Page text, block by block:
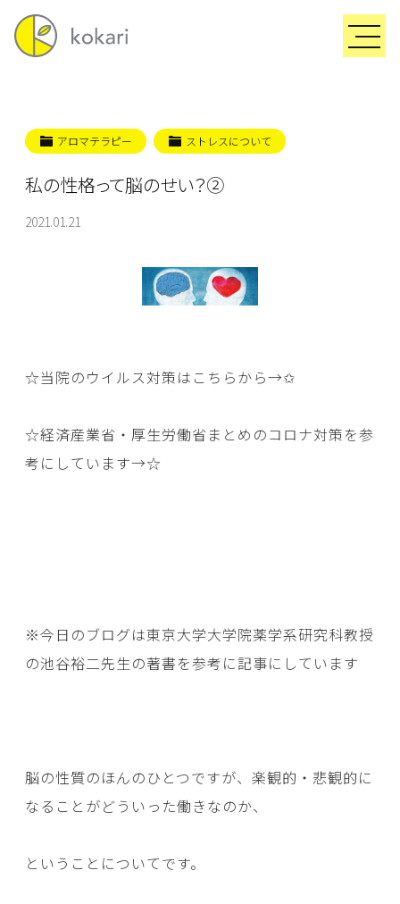
アロマテラピー ストレスについて
私の性格って脳のせい？②
2021.01.21
☆当院のウイルス対策はこちらから→✩
☆経済産業省・厚生労働省まとめのコロナ対策を参
考にしています→☆
※今日のブログは東京大学大学院薬学系研究科教授
の池谷裕二先生の著書を参考に記事にしています
脳の性質のほんのひとつですが、楽観的・悲観的に
なることがどういった働きなのか、
ということについてです。